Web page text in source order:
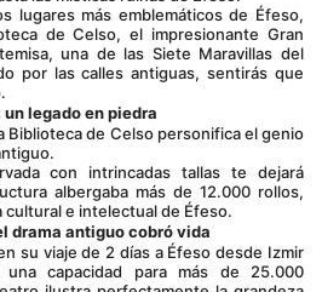
de Celso, el impresionante Gran
una de las Siete Maravillas del
por las calles antiguas, sentirás que
legado en piedra
albergaba más de 12.000 rollos,
cultural e intelectual de Éfeso.
drama antiguo cobró vida
capacidad para más de 25.000